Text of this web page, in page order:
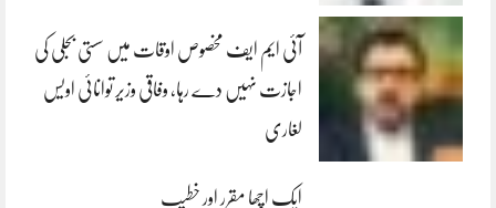
آئی ایم ایف مخصوص اوقات میں سستی بجلی کی
اجازت نہیں دے رہا، وفاقی وزیر توانائی اویس
لغاری
ایک اچھا مقرر اور خطیب